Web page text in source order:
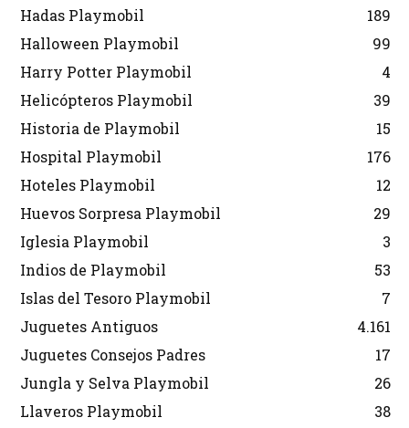
Hadas Playmobil
189
Halloween Playmobil
99
Harry Potter Playmobil
4
Helicópteros Playmobil
39
Historia de Playmobil
15
Hospital Playmobil
176
Hoteles Playmobil
12
Huevos Sorpresa Playmobil
29
Iglesia Playmobil
3
Indios de Playmobil
53
Islas del Tesoro Playmobil
7
Juguetes Antiguos
4.161
Juguetes Consejos Padres
17
Jungla y Selva Playmobil
26
Llaveros Playmobil
38